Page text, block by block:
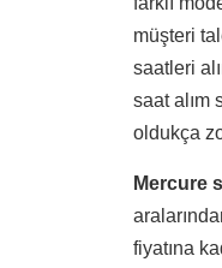
müşteri
saatleri
saat alım
oldukça
Mercure
fiyatına